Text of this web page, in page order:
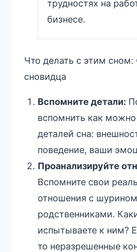
трудностях на
бизнесе.
Что делать с этим
сновидца
Вспомните детали:
вспомнить как
деталей сна:
поведение, ваши
Проанализируйте
Вспомните свои
отношения с
родственниками.
испытываете к ним?
то неразрешенные